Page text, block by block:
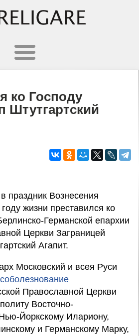
ко Господу
Штутгартский
праздник Вознесения
жизни преставился ко
Германской епархии
Церкви Заграницей
Агапит.
Московский и всея Руси
соболезнование
Православной Церкви
Восточно-
Йоркскому Илариону,
и Германскому Марку,